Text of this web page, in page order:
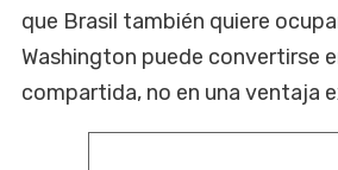
que Brasil también quiere
Washington puede convertirse
compartida, no en una ventaja